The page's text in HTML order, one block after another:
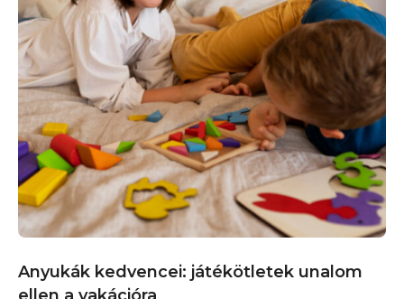
Anyukák kedvencei: játékötletek unalom